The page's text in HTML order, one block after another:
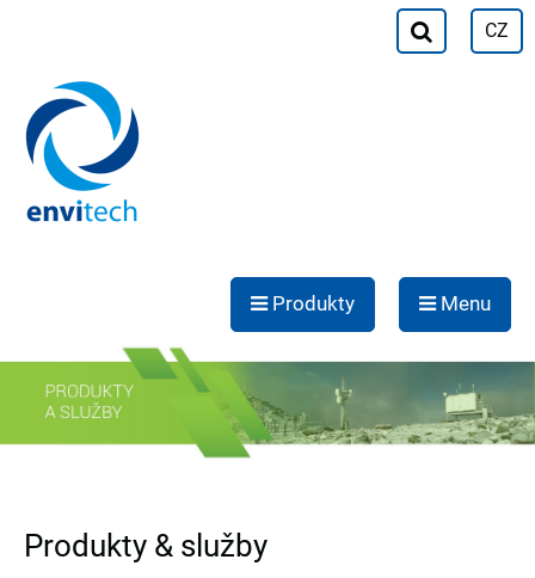
CZ
Produkty Menu
Produkty & služby